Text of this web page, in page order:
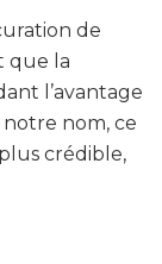
de
que la
l’avantage
nom, ce
crédible,